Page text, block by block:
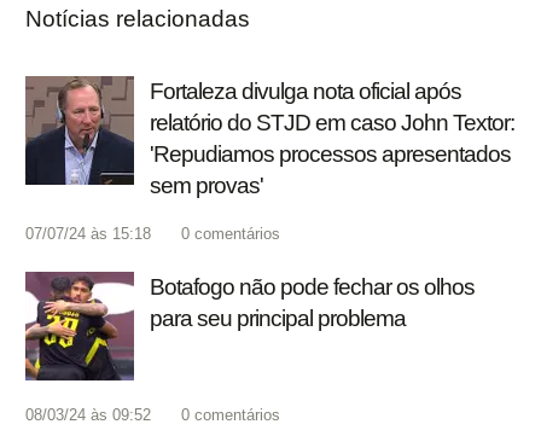
Notícias relacionadas
Fortaleza divulga nota oficial após
relatório do STJD em caso John Textor:
'Repudiamos processos apresentados
sem provas'
07/07/24 às 15:18 0 comentários
Botafogo não pode fechar os olhos
para seu principal problema
08/03/24 às 09:52 0 comentários